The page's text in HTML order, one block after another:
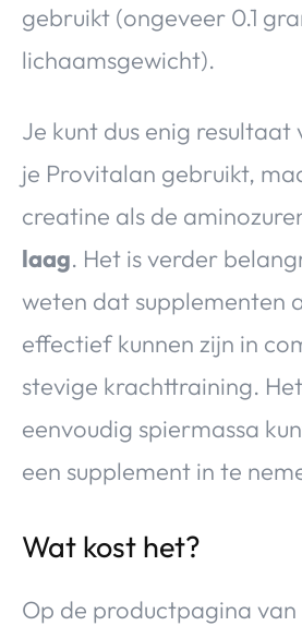
gebruikt (ongeveer 0.1
lichaamsgewicht).
Je kunt dus enig resultaat
je Provitalan gebruikt,
creatine als de
laag. Het is verder
weten dat supplementen
effectief kunnen zijn in
stevige krachttraining.
eenvoudig spiermassa
een supplement in te
Wat kost het?
Op de productpagina